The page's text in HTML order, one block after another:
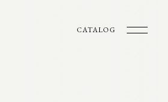
CATALOG